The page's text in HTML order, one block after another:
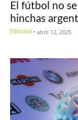
El fútbol no
hinchas
Editorial - abril 12, 2025